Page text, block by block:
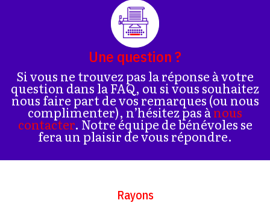
Une question ?
Si vous ne trouvez pas la réponse à votre
question dans la FAQ, ou si vous souhaitez
nous faire part de vos remarques (ou nous
complimenter), n’hésitez pas ànous
contacter. Notre équipe de bénévoles se
fera un plaisir de vous répondre.
Rayons